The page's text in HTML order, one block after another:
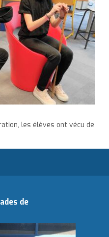
les élèves ont vécu de
de